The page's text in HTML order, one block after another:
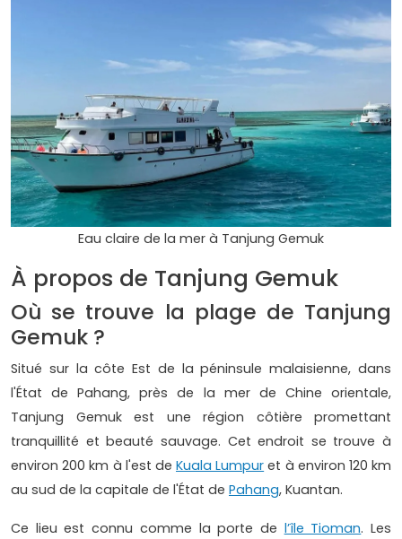
Eau claire de la mer à Tanjung Gemuk
À propos de Tanjung Gemuk
Où se trouve la plage de Tanjung
Gemuk ?
Situé sur la côte Est de la péninsule malaisienne, dans
l'État de Pahang, près de la mer de Chine orientale,
Tanjung Gemuk est une région côtière promettant
tranquillité et beauté sauvage. Cet endroit se trouve à
environ 200 km à l'est de Kuala Lumpur et à environ 120 km
au sud de la capitale de l'État de Pahang, Kuantan.
Ce lieu est connu comme la porte de l’île Tioman. Les